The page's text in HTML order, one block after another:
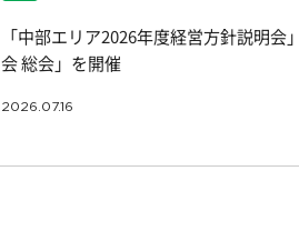
「中部エリア2026年度経営方針説明
会 総会」を開催
2026.07.16